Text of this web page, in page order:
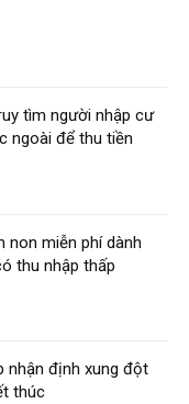
tìm người nhập cư
ngoài để thu tiền
non miễn phí dành
thu nhập thấp
nhận định xung đột
thúc